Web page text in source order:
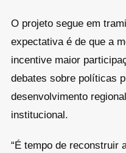
O projeto segue em
expectativa é de que a
incentive maior
debates sobre políticas
desenvolvimento
institucional.
“É tempo de reconstruir